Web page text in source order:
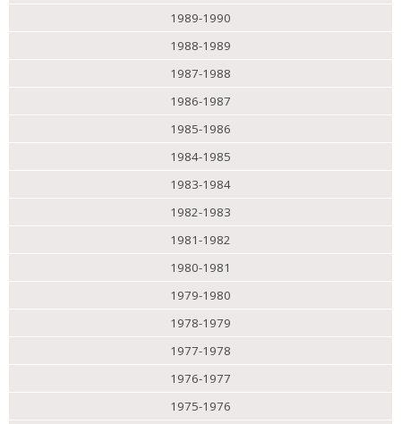
1989-1990
1988-1989
1987-1988
1986-1987
1985-1986
1984-1985
1983-1984
1982-1983
1981-1982
1980-1981
1979-1980
1978-1979
1977-1978
1976-1977
1975-1976